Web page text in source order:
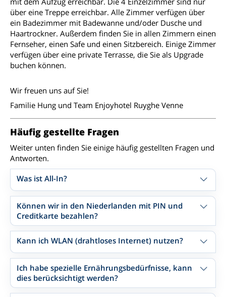
über eine Treppe erreichbar. Alle Zimmer verfügen über
ein Badezimmer mit Badewanne und/oder Dusche und
Haartrockner. Außerdem finden Sie in allen Zimmern einen
Fernseher, einen Safe und einen Sitzbereich. Einige Zimmer
verfügen über eine private Terrasse, die Sie als Upgrade
buchen können.
Wir freuen uns auf Sie!
Familie Hung und Team Enjoyhotel Ruyghe Venne
Häufig gestellte Fragen
Weiter unten finden Sie einige häufig gestellten Fragen und
Antworten.
Was ist All-In?
Können wir in den Niederlanden mit PIN und
Creditkarte bezahlen?
Kann ich WLAN (drahtloses Internet) nutzen?
Ich habe spezielle Ernährungsbedürfnisse, kann
dies berücksichtigt werden?